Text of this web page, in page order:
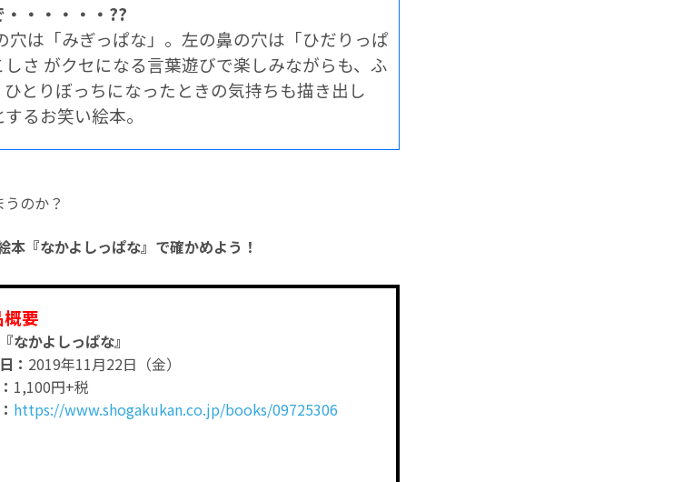
・・・・・??
は「みぎっぱな」。左の鼻の穴は「ひだりっぱ
さ がクセになる言葉遊びで楽しみながらも、ふ
とりぼっちになったときの気持ちも描き出し
るお笑い絵本。
のか？
『なかよしっぱな』で確かめよう！
要
なかよしっぱな』
： 2019年11月22日（金）
1,100円+税
https://www.shogakukan.co.jp/books/09725306